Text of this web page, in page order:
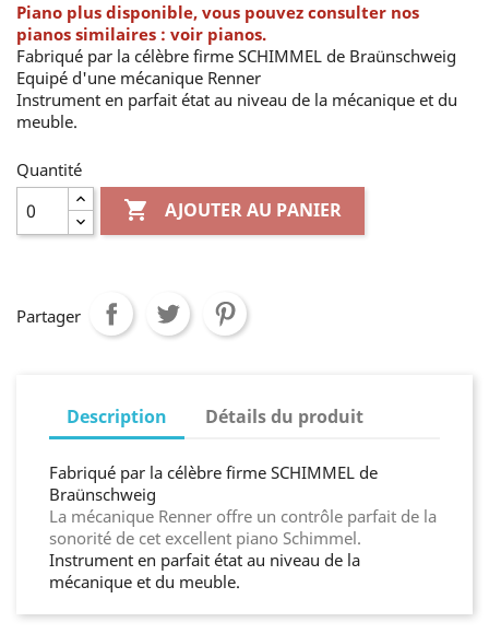
Piano plus disponible, vous pouvez consulter nos
pianos similaires : voir pianos.
Fabriqué par la célèbre firme SCHIMMEL de Braünschweig
Equipé d'une mécanique Renner
Instrument en parfait état au niveau de la mécanique et du
meuble.
Quantité
 AJOUTER AU PANIER
Partager
Description Détails du produit
Fabriqué par la célèbre firme SCHIMMEL de
Braünschweig
La mécanique Renner offre un contrôle parfait de la
sonorité de cet excellent piano Schimmel.
Instrument en parfait état au niveau de la
mécanique et du meuble.